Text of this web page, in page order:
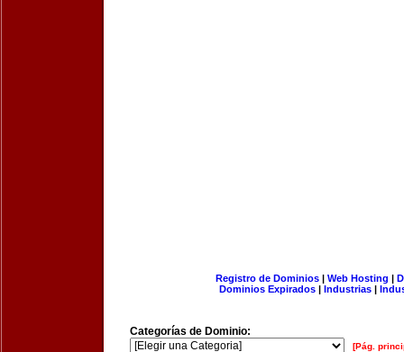
Registro de Dominios| Web Hosting |
Dominios Expirados | Industrias |
Categorías de Dominio:
[Pág.